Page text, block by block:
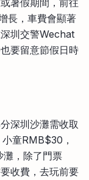
長，車費會顯著
圳交警Wechat
要留意節假日時
深圳沙灘需收取
童RMB$30，
，除了門票
收費，去玩前要